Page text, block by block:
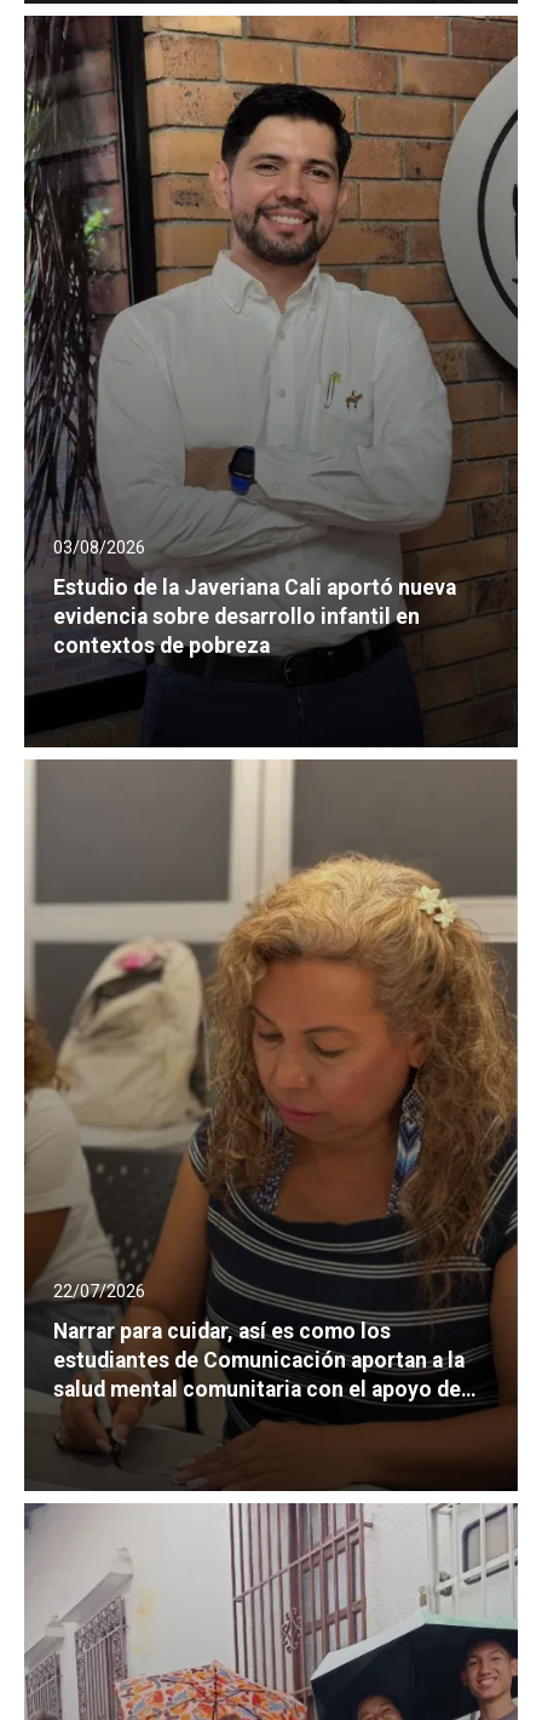
03/08/2026
Estudio de la Javeriana Cali aportó nueva
evidencia sobre desarrollo infantil en
contextos de pobreza
22/07/2026
Narrar para cuidar, así es como los
estudiantes de Comunicación aportan a la
salud mental comunitaria con el apoyo de
Minciencias